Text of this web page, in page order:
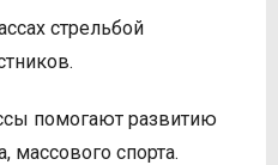
стрельбой
помогают развитию
массового спорта.